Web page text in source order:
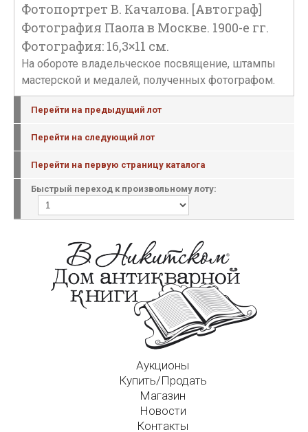
Фотопортрет В. Качалова. [Автограф]
Фотография Паола в Москве. 1900-е гг.
Фотография: 16,3×11 см.
На обороте владельческое посвящение, штампы
мастерской и медалей, полученных фотографом.
Перейти на предыдущий лот
Перейти на следующий лот
Перейти на первую страницу каталога
Быстрый переход к произвольному лоту:
Аукционы
Купить/Продать
Магазин
Новости
Контакты